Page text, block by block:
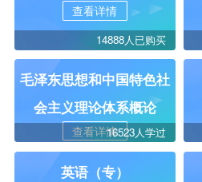
查看详情
14888人已购买
毛泽东思想和中国特色社
会主义理论体系概论
查看详情16523人学过
英语（专）